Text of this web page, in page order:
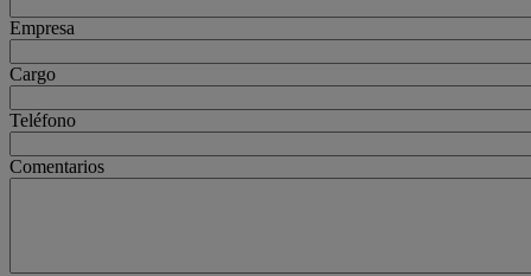
Empresa
Cargo
Teléfono
Comentarios